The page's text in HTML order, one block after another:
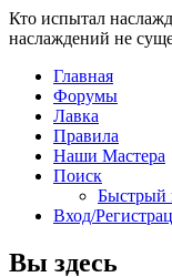
Кто испытал
наслаждений не
Главная
Форумы
Лавка
Правила
Наши Мастера
Поиск
Быстрый
Вход/
Вы здесь